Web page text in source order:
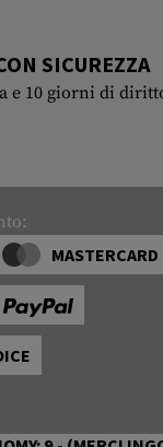
SICUREZZA
e 10 giorni di
MASTERCARD